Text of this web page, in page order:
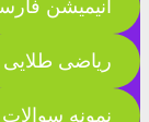
انیمیشن
ریاضی طلایی
نمونه